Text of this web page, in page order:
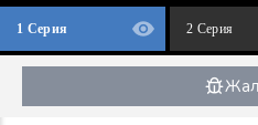
1 Серия 2 Серия